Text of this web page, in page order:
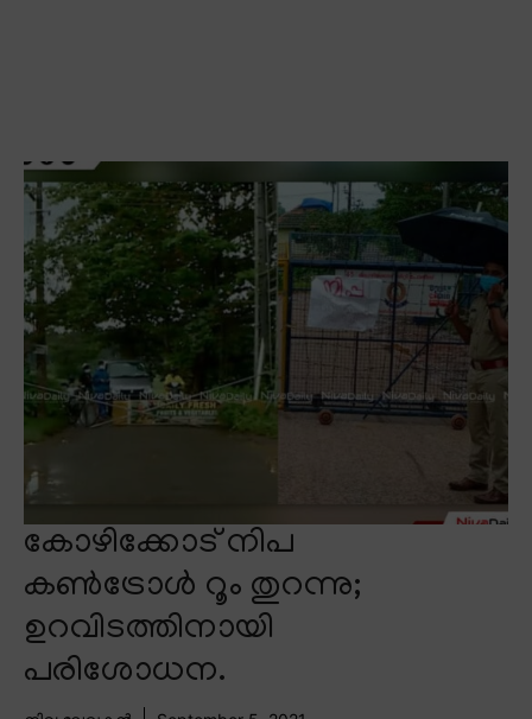
കോഴിക്കോട് നിപ
കൺട്രോൾ റൂം തുറന്നു;
ഉറവിടത്തിനായി
പരിശോധന.